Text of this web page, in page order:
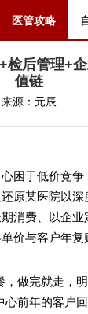
医管攻略
检后管理+
值链
来源： 元辰
于低价竞争
原某医院以
消费、以企
价与客户年复
做完就走，明
心前年的客户